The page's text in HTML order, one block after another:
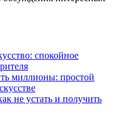
спокойное
миллионы: простой
не устать и получить